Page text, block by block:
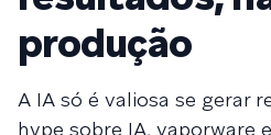
produção
A IA só é valiosa se gerar
hype sobre IA, vaporware